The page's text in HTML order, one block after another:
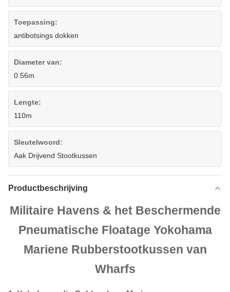
Toepassing:
antibotsings dokken
Diameter van:
0.56m
Lengte:
110m
Sleutelwoord:
Aak Drijvend Stootkussen
Productbeschrijving
Militaire Havens & het Beschermende
Pneumatische Floatage Yokohama
Mariene Rubberstootkussen van
Wharfs